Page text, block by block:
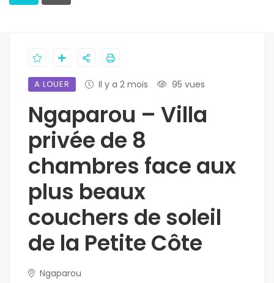
A LOUER Il y a 2 mois 95 vues
Ngaparou – Villa
privée de 8
chambres face aux
plus beaux
couchers de soleil
de la Petite Côte
Ngaparou